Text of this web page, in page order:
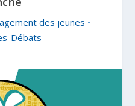
des jeunes •
Débats